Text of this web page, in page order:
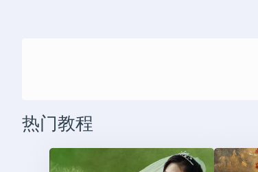
热门教程